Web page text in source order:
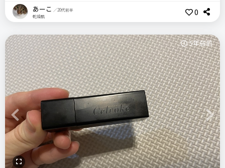
比較したもの・こちらを選んだ理由
フーミーの新商品だったので
価格
1,430円
場所
公式オンラインショップ
フーミー WHOMEE ヌメリップ
パメラレッド
プチプラ
口紅 ティントリップ
リピート回数・頻度
はじめて 次回もリピートしたい◎
良いところ
見た目が可愛い
塗り心地がよい
血色が良い唇を作れる
悪いところ（残念）
色持ちは良くなく、マスクにも色が付く
その分唇が乾燥するのでグロスや他のリップでの保湿は必須で
すが、色が残ってくれるのは有り難いと思います。
色付きが良いので調整は必要ですが、上手く塗れるととても可
愛くなります。
こちらの色は、ほんの少しだけオレンジ味のある濃い目のレッ
ドという感じのカラーです。
そのまま塗ると唇だけ浮いてしまいますが、ティッシュオフを
してからグロスを塗るといい感じになってくれます。
マスクが外せない時期なので、重宝しているリップです。
ポーチの中にずっと入れていたらREVLONの文字が消えてちょ
っと汚くなってしまいましたが、見た目も高級感があって良か
ったです。
あーこ ／20代前半
乾燥肌
0
Previous Next
5年弱前